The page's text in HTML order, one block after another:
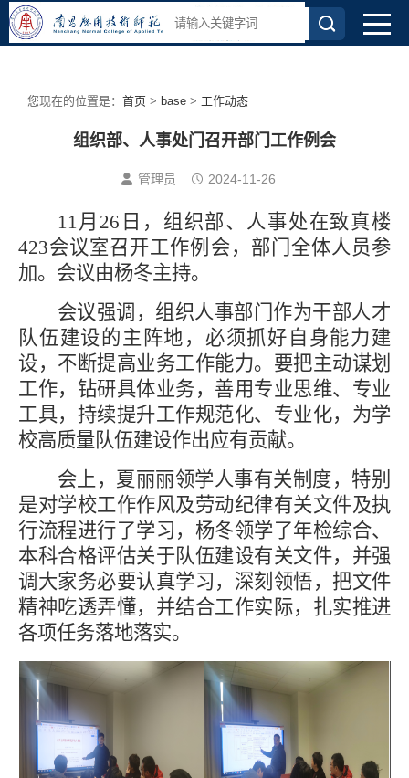
您现在的位置是： 首页 > base > 工作动态
组织部、人事处门召开部门工作例会
管理员 2024-11-26
11月26日，组织部、人事处在致真楼
423会议室召开工作例会，部门全体人员参
加。会议由杨冬主持。
会议强调， 组织人事部门作为干部人才
队伍建设的主阵地，必须抓好自身能力建
设，不断提高业务工作能力。要把主动谋划
工作， 钻研具体业务，善用专业思维、专业
工具，持续提升工作规范化、专业化， 为学
校高质量队伍建设作出应有贡献。
会上，夏丽丽领学人事有关制度，特别
是对学校工作作风及劳动纪律有关文件及执
行流程进行了学习，杨冬领学了年检综合、
本科合格评估关于队伍建设有关文件，并强
调大家务必要认真学习，深刻领悟，把文件
精神吃透弄懂，并结合工作实际，扎实推进
各项任务落地落实。